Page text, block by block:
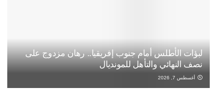
لبؤات الأطلس أمام جنوب إفريقيا.. رهان مزدوج على
نصف النهائي والتأهل للمونديال
أغسطس 7, 2026